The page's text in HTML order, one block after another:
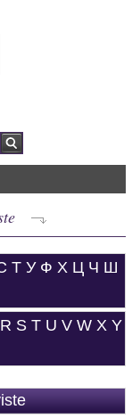
Т У Ф Х Ц Ч Ш
R S T U V W X Y